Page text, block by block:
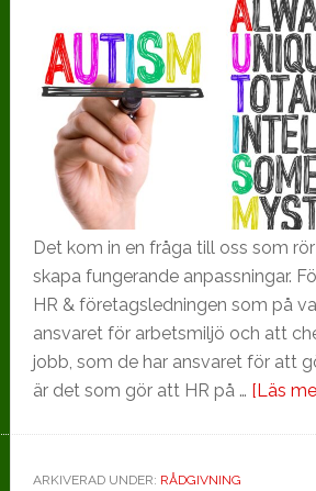
Det kom in en fråga till oss som
skapa fungerande anpassningar.
HR & företagsledningen som på
ansvaret för arbetsmiljö och att
jobb, som de har ansvaret för att
är det som gör att HR på … [Läs
ARKIVERAD UNDER: RÅDGIVNING